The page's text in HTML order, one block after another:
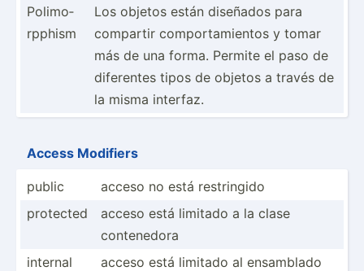
Polimo­
rpphism
Los objetos están diseñados para
compartir compor­tam­ientos y tomar
más de una forma. Permite el paso de
diferentes tipos de objetos a través de
la misma interfaz.
Access Modifiers
public
acceso no está restri­ngido
protected
acceso está limitado a la clase
conten­edora
internal
acceso está limitado al ensamblado